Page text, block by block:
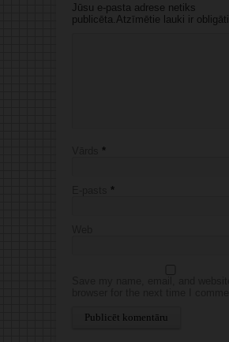
Jūsu e-pasta adrese netiks
publicēta.Atzīmētie lauki ir obligāti
*
*